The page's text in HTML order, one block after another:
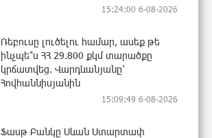
15:24:00 6-08-2026
Ռեբուսը լուծելու համար, ասեք թե
ինչպե՞ս ՀՀ 29.800 քկմ տարածքը
կրճատվեց. Վարդևանյանը՝
Հովհաննիսյանին
15:09:49 6-08-2026
Ֆասթ Բանկը Սևան Ստարտափ